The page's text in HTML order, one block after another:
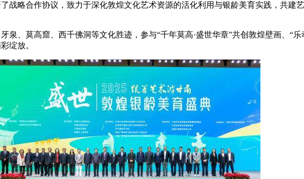
略合作协议，致力于深化敦煌文化艺术资源的活化利用与银龄美育实践，共建
、莫高窟、西千佛洞等文化胜迹，参与“千年莫高·盛世华章”共创敦煌壁画、“乐
绽放。